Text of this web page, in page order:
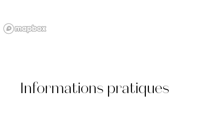
Informations pratiques